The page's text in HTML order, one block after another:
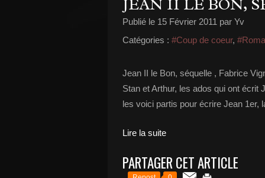
JEAN II LE BON,
Publié le 15 Février 2011 par Yv
Catégories : #Coup de coeur,
Jean II le Bon, séquelle , Fabrice
Stan et Arthur, les ados qui ont écrit
les voici partis pour écrire Jean 1er,
Lire la suite
PARTAGER CET ARTICLE